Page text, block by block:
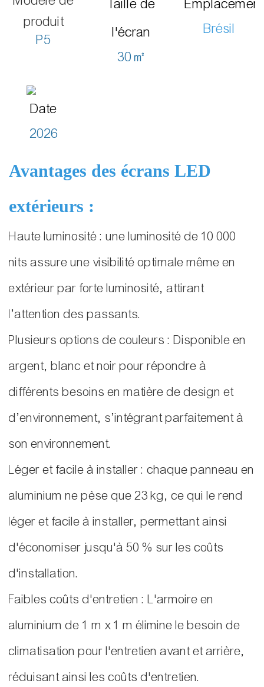
produit
P5
Taille de
l'écran
30㎡
Emplacement
Brésil
Date
2026
Avantages des écrans LED
extérieurs :
Haute luminosité : une luminosité de 10 000
nits assure une visibilité optimale même en
extérieur par forte luminosité, attirant
l’attention des passants.
Plusieurs options de couleurs : Disponible en
argent, blanc et noir pour répondre à
différents besoins en matière de design et
d’environnement, s’intégrant parfaitement à
son environnement.
Léger et facile à installer : chaque panneau en
aluminium ne pèse que 23 kg, ce qui le rend
léger et facile à installer, permettant ainsi
d'économiser jusqu'à 50 % sur les coûts
d'installation.
Faibles coûts d'entretien : L'armoire en
aluminium de 1 m x 1 m élimine le besoin de
climatisation pour l'entretien avant et arrière,
réduisant ainsi les coûts d'entretien.